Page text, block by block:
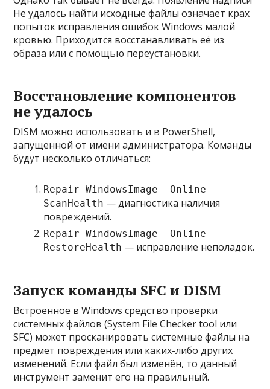
Не удалось найти исходные файлы означает крах
попыток исправления ошибок Windows малой
кровью. Приходится восстанавливать её из
образа или с помощью переустановки.
Восстановление компонентов
не удалось
DISM можно использовать и в PowerShell,
запущенной от имени администратора. Команды
будут несколько отличаться:
Repair-WindowsImage -Online -
ScanHealth — диагностика наличия
повреждений.
Repair-WindowsImage -Online -
RestoreHealth — исправление неполадок.
Запуск команды SFC и DISM
Встроенное в Windows средство проверки
системных файлов (System File Checker tool или
SFC) может просканировать системные файлы на
предмет повреждения или каких-либо других
изменений. Если файл был изменён, то данный
инструмент заменит его на правильный.